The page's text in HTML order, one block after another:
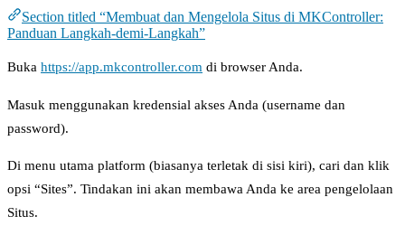
Section titled “Membuat dan Mengelola Situs di MKController:
Panduan Langkah-demi-Langkah”
Buka https://app.mkcontroller.com di browser Anda.
Masuk menggunakan kredensial akses Anda (username dan
password).
Di menu utama platform (biasanya terletak di sisi kiri), cari dan klik
opsi “Sites”. Tindakan ini akan membawa Anda ke area pengelolaan
Situs.